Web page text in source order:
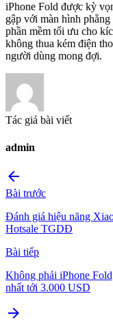
iPhone Fold được kỳ
gập với màn hình
phần mềm tối ưu cho
không thua kém điện
người dùng mong đợi.
Tác giả bài viết
admin
arrow_back
Bài trước
Đánh giá hiệu năng
Hotsale TGDĐ
Bài tiếp
Không phải iPhone
nhất tới 3.000 USD
arrow_forward